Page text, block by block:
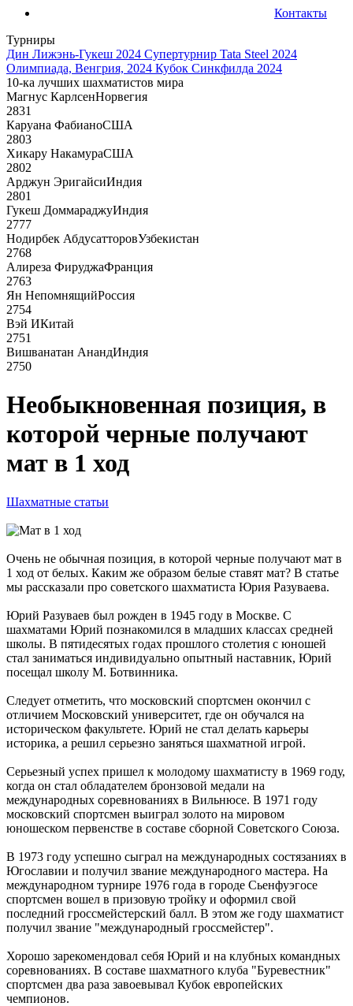
Контакты
Турниры
Дин Лижэнь-Гукеш 2024 Супертурнир Tata Steel 2024
Олимпиада, Венгрия, 2024 Кубок Синкфилда 2024
10-ка лучших шахматистов мира
Магнус КарлсенНорвегия
2831
Каруана ФабианоСША
2803
Хикару НакамураСША
2802
Арджун ЭригайсиИндия
2801
Гукеш ДоммараджуИндия
2777
Нодирбек АбдусатторовУзбекистан
2768
Алиреза ФируджаФранция
2763
Ян НепомнящийРоссия
2754
Вэй ИКитай
2751
Вишванатан АнандИндия
2750
Необыкновенная позиция, в
которой черные получают
мат в 1 ход
Шахматные статьи
Очень не обычная позиция, в которой черные получают мат в
1 ход от белых. Каким же образом белые ставят мат? В статье
мы рассказали про советского шахматиста Юрия Разуваева.
Юрий Разуваев был рожден в 1945 году в Москве. С
шахматами Юрий познакомился в младших классах средней
школы. В пятидесятых годах прошлого столетия с юношей
стал заниматься индивидуально опытный наставник, Юрий
посещал школу М. Ботвинника.
Следует отметить, что московский спортсмен окончил с
отличием Московский университет, где он обучался на
историческом факультете. Юрий не стал делать карьеры
историка, а решил серьезно заняться шахматной игрой.
Серьезный успех пришел к молодому шахматисту в 1969 году,
когда он стал обладателем бронзовой медали на
международных соревнованиях в Вильнюсе. В 1971 году
московский спортсмен выиграл золото на мировом
юношеском первенстве в составе сборной Советского Союза.
В 1973 году успешно сыграл на международных состязаниях в
Югославии и получил звание международного мастера. На
международном турнире 1976 года в городе Сьенфуэгосе
спортсмен вошел в призовую тройку и оформил свой
последний гроссмейстерский балл. В этом же году шахматист
получил звание "международный гроссмейстер".
Хорошо зарекомендовал себя Юрий и на клубных командных
соревнованиях. В составе шахматного клуба "Буревестник"
спортсмен два раза завоевывал Кубок европейских
чемпионов.